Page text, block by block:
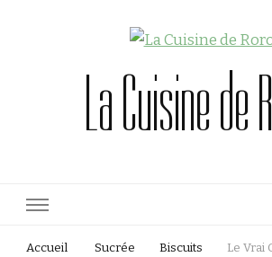
La Cuisine de
Accueil Sucrée Biscuits Le Vrai